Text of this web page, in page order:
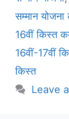
सम्मान
16वीं किस्त
16वीं-17वीं
किस्त
Leave